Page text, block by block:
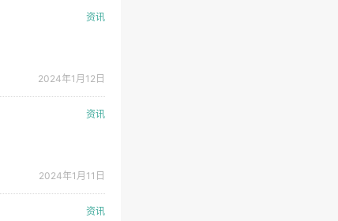
资讯
2024年1月12日
资讯
2024年1月11日
资讯